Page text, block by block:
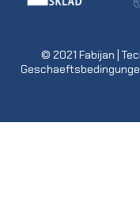
© 2021 Fabijan |